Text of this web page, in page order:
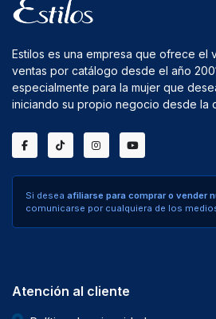
Estilos es una empresa que ofrece el
ventas por catálogo desde el año
especialmente para la mujer que
iniciando su propio negocio desde la
Si desea afiliarse para comprar o vender
comunicarse por cualquiera de los
Atención al cliente